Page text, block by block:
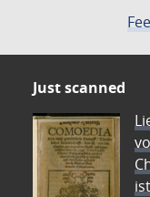
Just scanned